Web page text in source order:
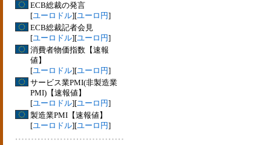
ECB総裁の発言
[ユーロドル][ユーロ円]
ECB総裁記者会見
[ユーロドル][ユーロ円]
消費者物価指数【速報
値】
[ユーロドル][ユーロ円]
サービス業PMI(非製造業
PMI)【速報値】
[ユーロドル][ユーロ円]
製造業PMI【速報値】
[ユーロドル][ユーロ円]